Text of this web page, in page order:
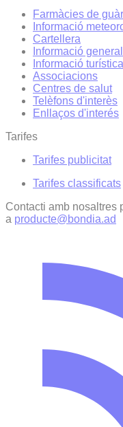
Farmàcies de
Informació
Cartellera
Informació general
Informació turística
Associacions
Centres de salut
Telèfons d'interès
Enllaços d'interés
Tarifes
Tarifes publicitat
Tarifes classificats
Contacti amb nosaltres
a producte@bondia.ad